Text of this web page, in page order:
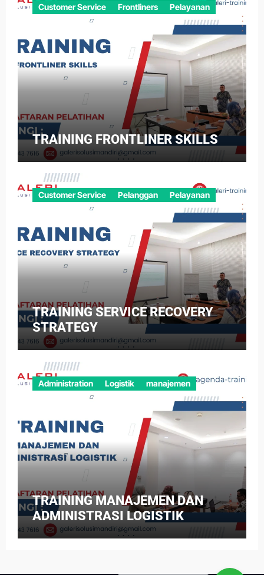
Customer Service Frontliners Pelayanan
TRAINING FRONTLINER SKILLS
Customer Service Pelanggan Pelayanan
TRAINING SERVICE RECOVERY
STRATEGY
Administration Logistik manajemen
TRAINING MANAJEMEN DAN
ADMINISTRASI LOGISTIK